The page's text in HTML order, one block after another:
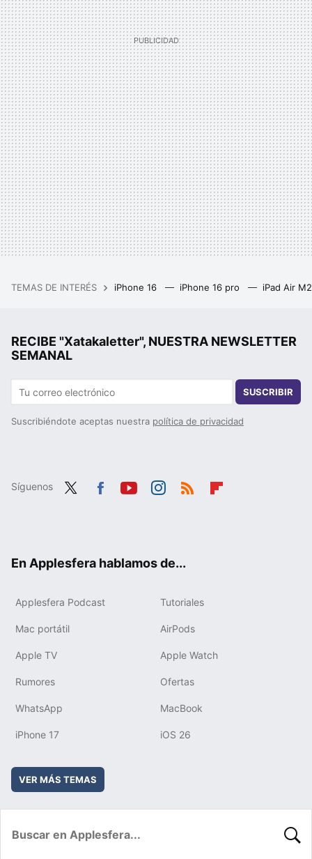
TEMAS DE INTERÉS iPhone 16 iPhone 16 pro iPad Air
RECIBE "Xatakaletter", NUESTRA NEWSLETTER
SEMANAL
SUSCRIBIR
Suscribiéndote aceptas nuestra política de privacidad
Síguenos
En Applesfera hablamos de...
Applesfera Podcast Tutoriales
Mac portátil AirPods
Apple TV Apple Watch
Rumores Ofertas
WhatsApp MacBook
iPhone 17 iOS 26
VER MÁS TEMAS